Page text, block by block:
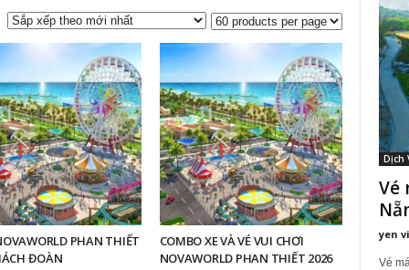
PHAN THIẾT
ĐOÀN
COMBO XE VÀ VÉ VUI CHƠI
NOVAWORLD PHAN THIẾT 2026
Dịch
Vé
yen
Vé